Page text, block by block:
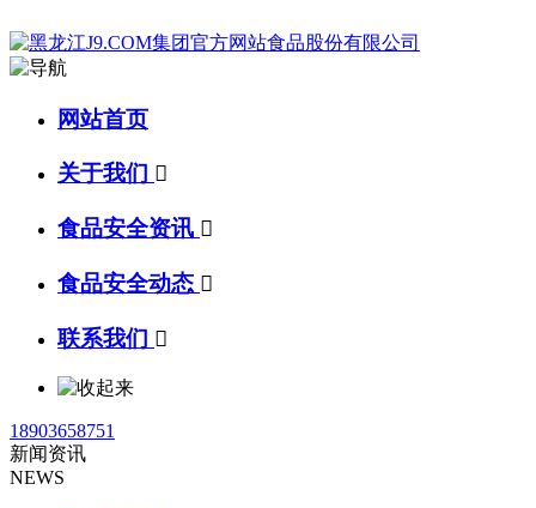
网站首页
关于我们 
食品安全资讯 
食品安全动态 
联系我们 
18903658751
新闻资讯
NEWS